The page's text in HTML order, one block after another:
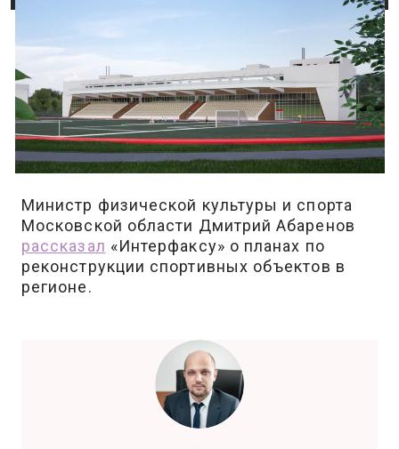
Министр физической культуры и спорта
Московской области Дмитрий Абаренов
рассказал «Интерфаксу» о планах по
реконструкции спортивных объектов в
регионе.